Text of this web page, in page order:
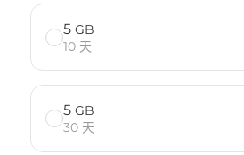
5 GB
10 天
5 GB
30 天